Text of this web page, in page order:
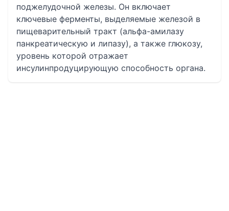
поджелудочной железы. Он включает
ключевые ферменты, выделяемые железой в
пищеварительный тракт (альфа-амилазу
панкреатическую и липазу), а также глюкозу,
уровень которой отражает
инсулинпродуцирующую способность органа.